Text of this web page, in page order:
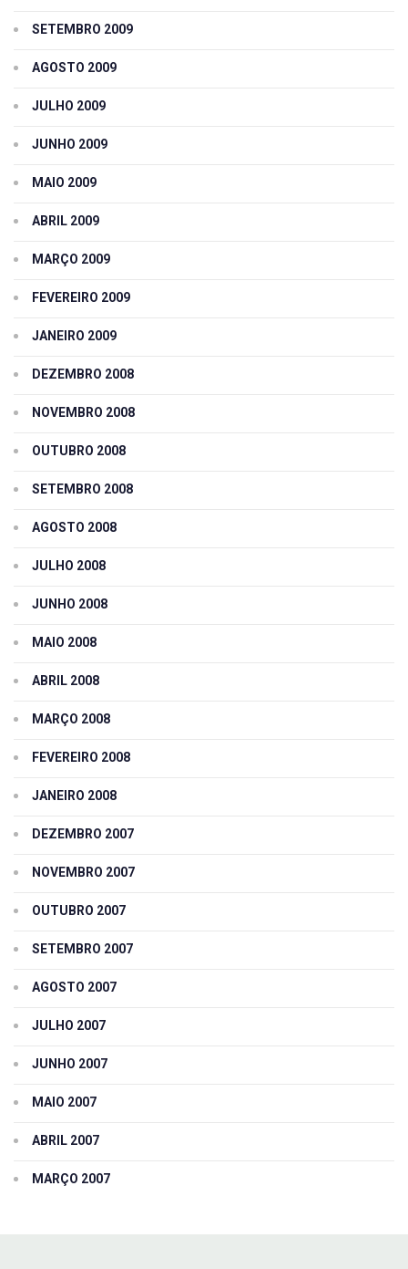
SETEMBRO 2009
AGOSTO 2009
JULHO 2009
JUNHO 2009
MAIO 2009
ABRIL 2009
MARÇO 2009
FEVEREIRO 2009
JANEIRO 2009
DEZEMBRO 2008
NOVEMBRO 2008
OUTUBRO 2008
SETEMBRO 2008
AGOSTO 2008
JULHO 2008
JUNHO 2008
MAIO 2008
ABRIL 2008
MARÇO 2008
FEVEREIRO 2008
JANEIRO 2008
DEZEMBRO 2007
NOVEMBRO 2007
OUTUBRO 2007
SETEMBRO 2007
AGOSTO 2007
JULHO 2007
JUNHO 2007
MAIO 2007
ABRIL 2007
MARÇO 2007